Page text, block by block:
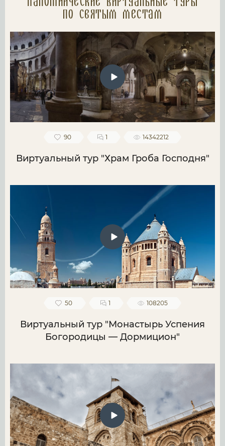
по святым местам
90 1 14342212
Виртуальный тур "Храм Гроба Господня"
50 1 108205
Виртуальный тур "Монастырь Успения
Богородицы — Дормицион"